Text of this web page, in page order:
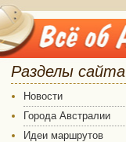
Разделы сайта
Новости
Города Австралии
Идеи маршрутов